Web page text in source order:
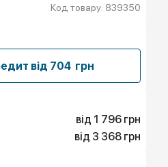
Код товару: 839350
В кредит від 704 грн
від 1 796 грн
1 796 грн
від 3 368 грн